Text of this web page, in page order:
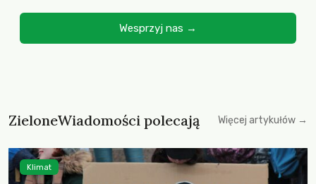
Wesprzyj nas →
ZieloneWiadomości polecają Więcej artykułów →
Klimat